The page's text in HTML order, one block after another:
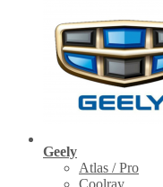
Geely
Atlas / Pro
Coolray